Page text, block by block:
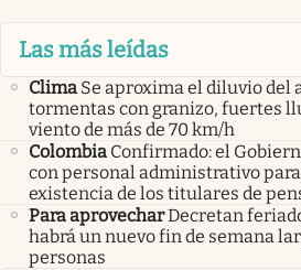
Las más leídas
Clima Se aproxima el diluvio del
tormentas con granizo, fuertes
viento de más de 70 km/h
Colombia Confirmado: el
con personal administrativo
existencia de los titulares de
Para aprovecharDecretan
habrá un nuevo fin de semana
personas